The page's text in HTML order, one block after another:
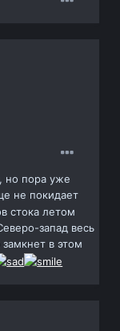
но пора уже
не покидает
стока летом
запад весь
в этом